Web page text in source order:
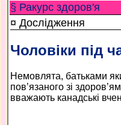
§ Ракурс здоров'я
¤ Дослідження
Чоловіки під
Немовлята, батьками
пов’язаного зі
вважають канадські